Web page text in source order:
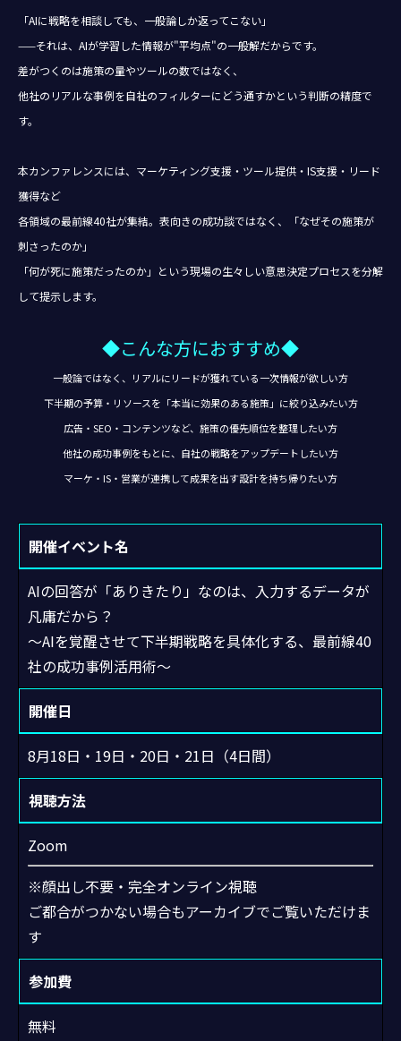
「AIに戦略を相談しても、一般論しか返ってこない」
——それは、AIが学習した情報が"平均点"の一般解だからです。
差がつくのは施策の量やツールの数ではなく、
他社のリアルな事例を自社のフィルターにどう通すかという判断の精度で
す。
本カンファレンスには、マーケティング支援・ツール提供・IS支援・リード
獲得など
各領域の最前線40社が集結。表向きの成功談ではなく、「なぜその施策が
刺さったのか」
「何が死に施策だったのか」という現場の生々しい意思決定プロセスを分解
して提示します。
◆こんな方におすすめ◆
一般論ではなく、リアルにリードが獲れている一次情報が欲しい方
下半期の予算・リソースを「本当に効果のある施策」に絞り込みたい方
広告・SEO・コンテンツなど、施策の優先順位を整理したい方
他社の成功事例をもとに、自社の戦略をアップデートしたい方
マーケ・IS・営業が連携して成果を出す設計を持ち帰りたい方
開催イベント名
AIの回答が「ありきたり」なのは、入力するデータが
凡庸だから？
〜AIを覚醒させて下半期戦略を具体化する、最前線40
社の成功事例活用術〜
開催日
8月18日・19日・20日・21日（4日間）
視聴方法
Zoom
※顔出し不要・完全オンライン視聴
ご都合がつかない場合もアーカイブでご覧いただけま
す
参加費
無料